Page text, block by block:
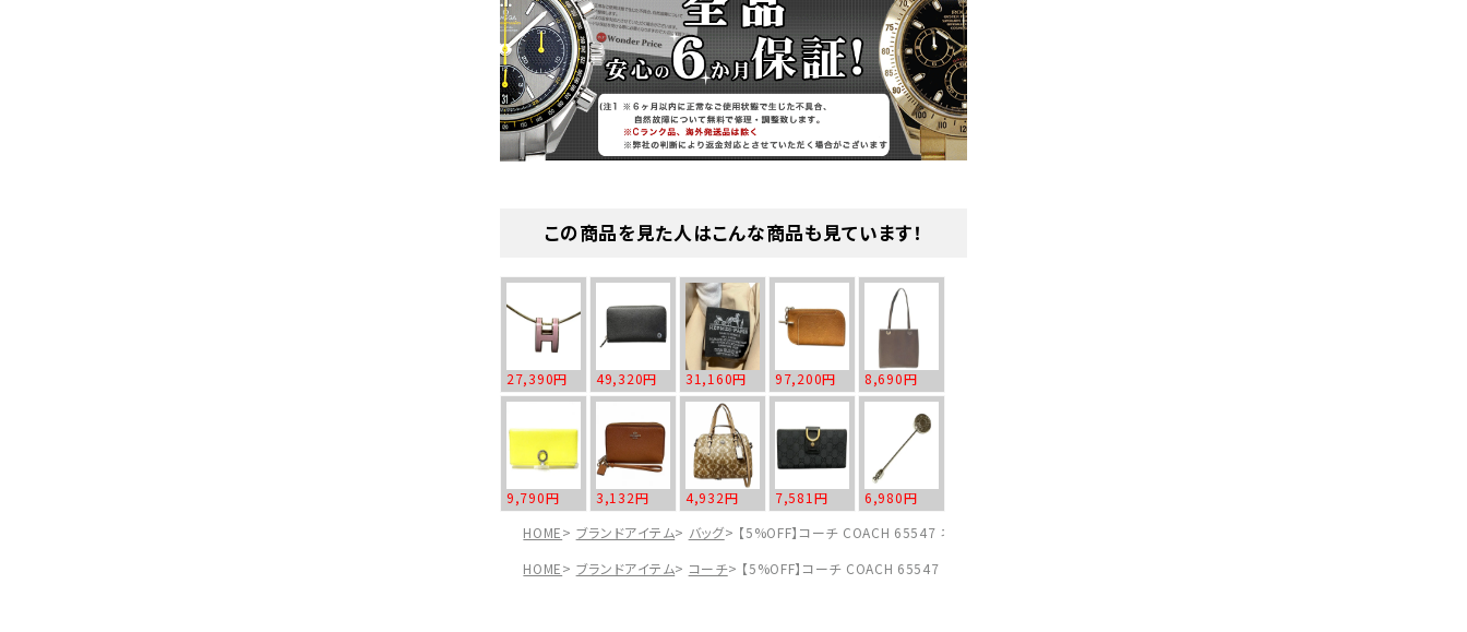
この商品を見た人はこんな商品も見ています！
27,390円 49,320円 31,160円 97,200円 8,690円
9,790円 3,132円 4,932円 7,581円
6,980円
HOME
ブランドアイテム バッグ
【5%OFF】コーチ COACH 65547 ネイビー レザー バッグ ショルダーバッグ レディース 【中古】
HOME
ブランドアイテム コーチ 【5%OFF】コーチ COACH 65547 ネイビー レザー バッグ ショルダーバッグ レディース 【中古】